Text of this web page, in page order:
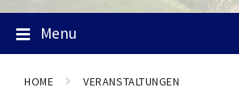
Menu
HOME VERANSTALTUNGEN